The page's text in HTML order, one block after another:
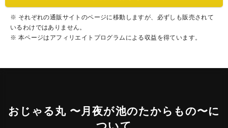
※ それぞれの通販サイトのページに移動しますが、必ずしも販売されて
いるわけではありません。
※ 本ページはアフィリエイトプログラムによる収益を得ています。
おじゃる丸 〜月夜が池のたからもの〜に